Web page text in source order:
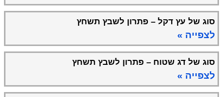
סוג של עץ דקל – פתרון לשבץ תשחץ
לצפייה »
סוג של דג שטוח – פתרון לשבץ תשחץ
לצפייה »